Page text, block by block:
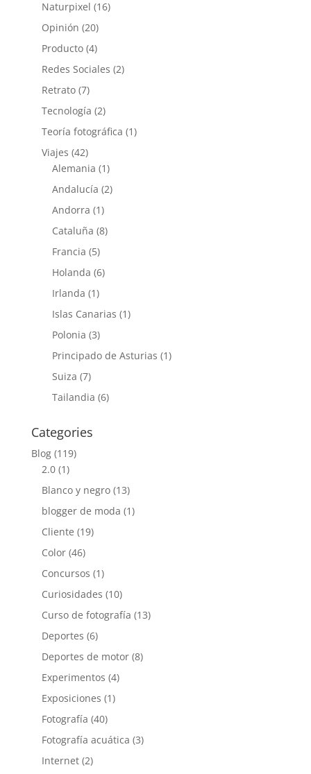
Naturpixel (16)
Opinión (20)
Producto(4)
Redes Sociales (2)
Retrato(7)
Tecnología (2)
Teoría fotográfica (1)
Viajes (42)
Alemania (1)
Andalucía (2)
Andorra (1)
Cataluña (8)
Francia (5)
Holanda (6)
Irlanda (1)
Islas Canarias (1)
Polonia (3)
Principado de Asturias (1)
Suiza (7)
Tailandia (6)
Categories
Blog(119)
2.0(1)
Blanco y negro(13)
blogger de moda (1)
Cliente (19)
Color(46)
Concursos (1)
Curiosidades (10)
Curso de fotografía (13)
Deportes (6)
Deportes de motor(8)
Experimentos (4)
Exposiciones (1)
Fotografía (40)
Fotografía acuática (3)
Internet(2)